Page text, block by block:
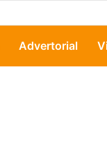
Advertorial